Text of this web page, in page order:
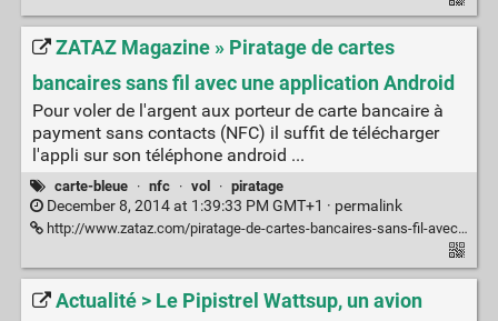
ZATAZ Magazine » Piratage de cartes
bancaires sans fil avec une application Android
Pour voler de l'argent aux porteur de carte bancaire à
payment sans contacts (NFC) il suffit de télécharger
l'appli sur son téléphone android ...
carte-bleue · nfc · vol · piratage
December 8, 2014 at 1:39:33 PM GMT+1 · permalink
http://www.zataz.com/piratage-de-cartes-bancaires-sans-fil-avec-une-application-android/#axzz3LIg6sIHU
Actualité > Le Pipistrel Wattsup, un avion